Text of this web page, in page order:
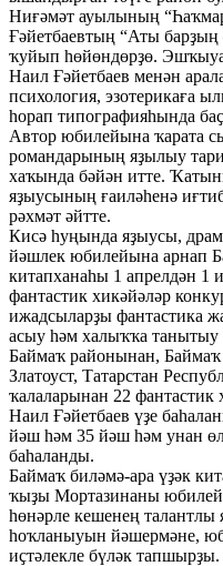
Ниғәмәт ауылының
Ғәйетбаевтың “Аты барҙың
ҡуйып һөйөндөрҙө.
Наил Ғәйетбаев менән
психология, эзотерикаға
һорап типографияһында
Автор юбилейына ҡарата
романдарының яҙылыу
хаҡында бәйән итте.
яҙыусының ғаиләһенә
рәхмәт әйтте.
Кисә һуңында яҙыусы,
йәшлек юбилейына арнап
китапханаһы 1 апрелдән 1
фантастик хикәйәләр
ижадсыларҙы фантастика
асыу һәм халыҡҡа танытыу
Баймаҡ районынан,
Златоуст, Татарстан
ҡалаларынан 22
Наил Ғәйетбаев үҙе
йәш һәм 35 йәш һәм унан
баһаланды.
Баймаҡ биләмә-ара үҙәк
ҡыҙы Мортазинаны
һөнәрле кешенең талантлы
һоҡланыуын йәшермәне,
иҫтәлекле бүләк тапшырҙы.